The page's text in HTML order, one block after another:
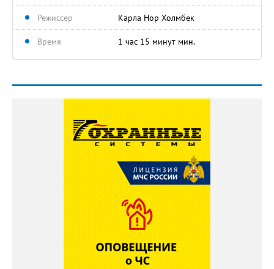
Режиссер Карла Нор Холмбек
Время 1 час 15 минут мин.